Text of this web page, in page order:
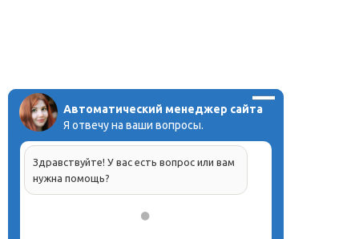
Автоматический менеджер сайта
Я отвечу на ваши вопросы.
Здравствуйте! У вас есть вопрос или вам
нужна помощь?